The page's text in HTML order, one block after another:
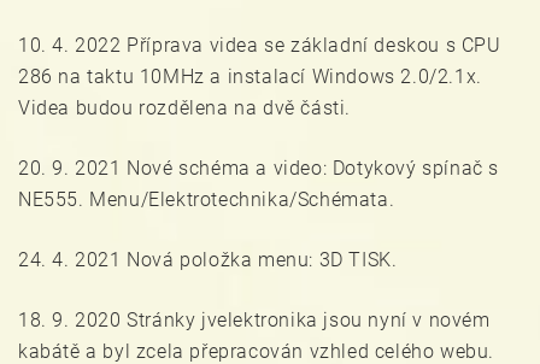
10. 4. 2022 Příprava videa se základní deskou s CPU
286 na taktu 10MHz a instalací Windows 2.0/2.1x.
Videa budou rozdělena na dvě části.
20. 9. 2021 Nové schéma a video: Dotykový spínač s
NE555. Menu/Elektrotechnika/Schémata.
24. 4. 2021 Nová položka menu: 3D TISK.
18. 9. 2020 Stránky jvelektronika jsou nyní v novém
kabátě a byl zcela přepracován vzhled celého webu.